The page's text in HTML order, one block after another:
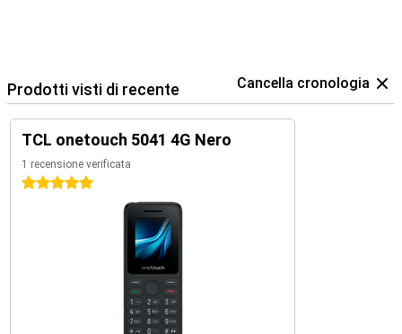
Prodotti visti di recente Cancella cronologia
TCL onetouch 5041 4G Nero
1 recensione verificata
5 stelle